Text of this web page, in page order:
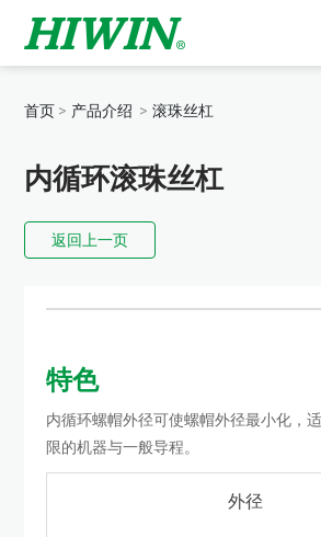
首页 产品介绍 滚珠丝杠
内循环滚珠丝杠
返回上一页
特色
内循环螺帽外径可使螺帽外径最小化，
限的机器与一般导程。
外径